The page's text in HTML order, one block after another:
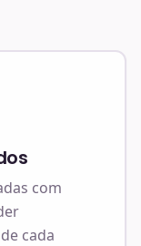
com
cada